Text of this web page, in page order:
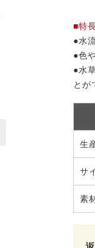
■特
●水
●色
●水
とが
生
サ
素